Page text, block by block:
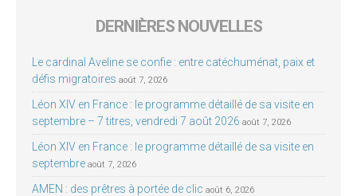
DERNIÈRES NOUVELLES
Le cardinal Aveline se confie : entre catéchuménat, paix et
défis migratoires août 7, 2026
Léon XIV en France : le programme détaillé de sa visite en
septembre – 7 titres, vendredi 7 août 2026 août 7, 2026
Léon XIV en France : le programme détaillé de sa visite en
septembre août 7, 2026
AMEN : des prêtres à portée de clic août 6, 2026